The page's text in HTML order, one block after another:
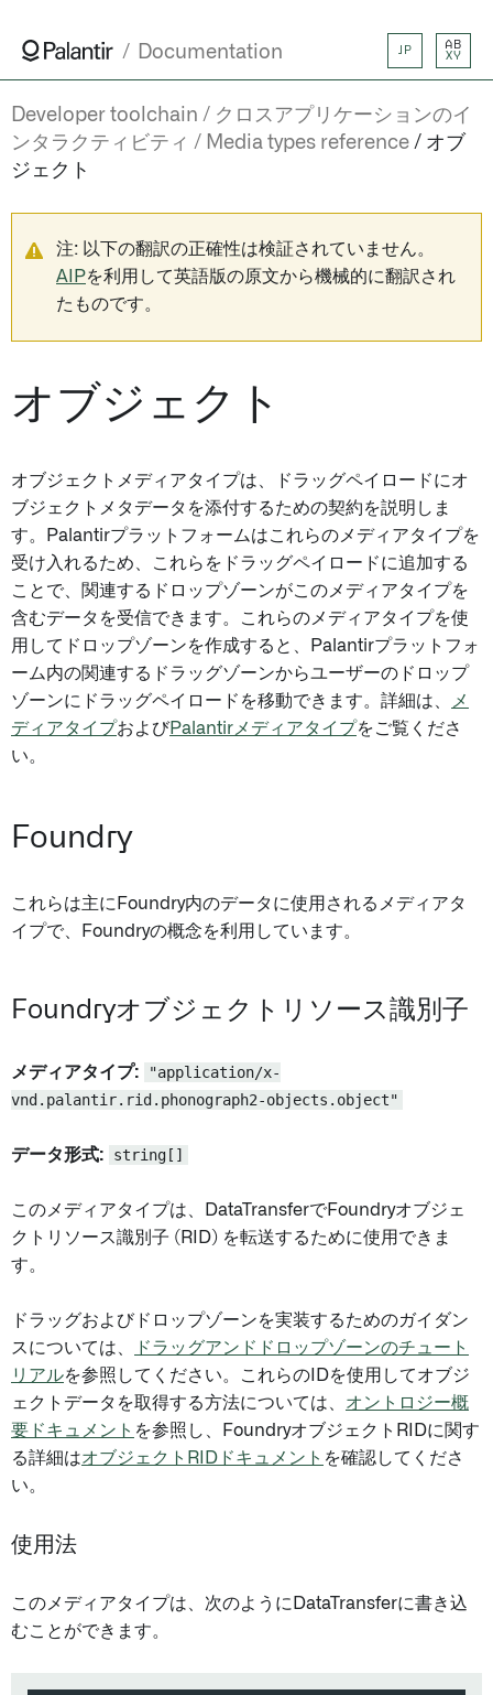
Documentation JP
AB
XY
Developer toolchain
クロスアプリケーションのイ
ンタラクティビティ
Media types reference
オブ
ジェクト
注: 以下の翻訳の正確性は検証されていません。
AIPを利用して英語版の原文から機械的に翻訳され
たものです。
オブジェクト
オブジェクトメディアタイプは、ドラッグペイロードにオ
ブジェクトメタデータを添付するための契約を説明しま
す。Palantirプラットフォームはこれらのメディアタイプを
受け入れるため、これらをドラッグペイロードに追加する
ことで、関連するドロップゾーンがこのメディアタイプを
含むデータを受信できます。これらのメディアタイプを使
用してドロップゾーンを作成すると、Palantirプラットフォ
ーム内の関連するドラッグゾーンからユーザーのドロップ
ゾーンにドラッグペイロードを移動できます。詳細は、
メ
ディアタイプおよびPalantirメディアタイプをご覧くださ
い。
Foundry
これらは主にFoundry内のデータに使用されるメディアタ
イプで、Foundryの概念を利用しています。
Foundryオブジェクトリソース識別子
メディアタイプ:
"application/x-
vnd.palantir.rid.phonograph2-objects.object"
データ形式: string[]
このメディアタイプは、DataTransferでFoundryオブジェ
クトリソース識別子 (RID) を転送するために使用できま
す。
ドラッグおよびドロップゾーンを実装するためのガイダン
スについては、
ドラッグアンドドロップゾーンのチュート
リアルを参照してください。これらのIDを使用してオブジ
ェクトデータを取得する方法については、 オントロジー概
要ドキュメント を参照し、FoundryオブジェクトRIDに関す
る詳細はオブジェクトRIDドキュメント を確認してくださ
い。
使用法
このメディアタイプは、次のようにDataTransferに書き込
むことができます。